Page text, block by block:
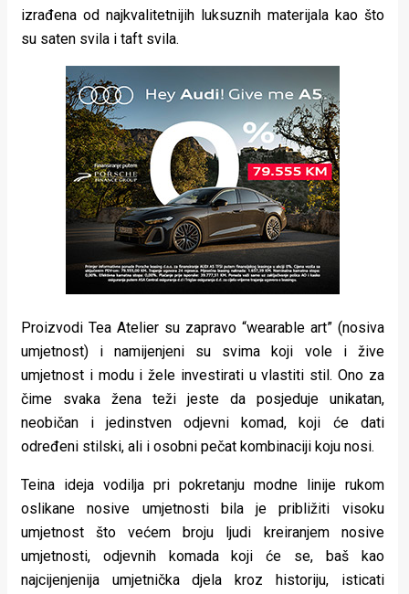
izrađena od najkvalitetnijih luksuznih materijala kao što
su saten svila i taft svila.
Proizvodi Tea Atelier su zapravo “wearable art” (nosiva
umjetnost) i namijenjeni su svima koji vole i žive
umjetnost i modu i žele investirati u vlastiti stil. Ono za
čime svaka žena teži jeste da posjeduje unikatan,
neobičan i jedinstven odjevni komad, koji će dati
određeni stilski, ali i osobni pečat kombinaciji koju nosi.
Teina ideja vodilja pri pokretanju modne linije rukom
oslikane nosive umjetnosti bila je približiti visoku
umjetnost što većem broju ljudi kreiranjem nosive
umjetnosti, odjevnih komada koji će se, baš kao
najcijenjenija umjetnička djela kroz historiju, isticati